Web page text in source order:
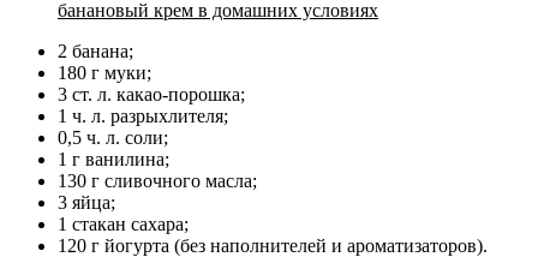
банановый крем в домашних условиях
2 банана;
180 г муки;
3 ст. л. какао-порошка;
1 ч. л. разрыхлителя;
0,5 ч. л. соли;
1 г ванилина;
130 г сливочного масла;
3 яйца;
1 стакан сахара;
120 г йогурта (без наполнителей и ароматизаторов).